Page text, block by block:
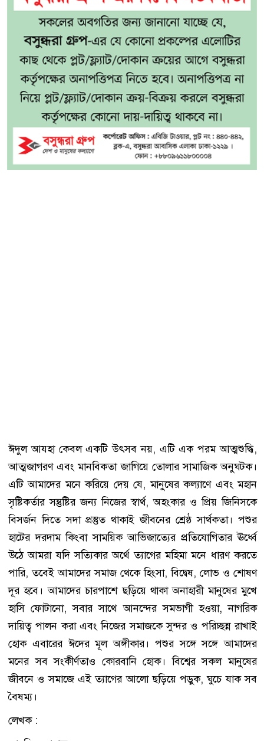
ঈদুল আযহা কেবল একটি উৎসব নয়, এটি এক পরম আত্মশুদ্ধি,
আত্মজাগরণ এবং মানবিকতা জাগিয়ে তোলার সামাজিক অনুঘটক।
এটি আমাদের মনে করিয়ে দেয় যে, মানুষের কল্যাণে এবং মহান
সৃষ্টিকর্তার সন্তুষ্টির জন্য নিজের স্বার্থ, অহংকার ও প্রিয় জিনিসকে
বিসর্জন দিতে সদা প্রস্তুত থাকাই জীবনের শ্রেষ্ঠ সার্থকতা। পশুর
হাটের দরদাম কিংবা সাময়িক আভিজাত্যের প্রতিযোগিতার ঊর্ধ্বে
উঠে আমরা যদি সত্যিকার অর্থে ত্যাগের মহিমা মনে ধারণ করতে
পারি, তবেই আমাদের সমাজ থেকে হিংসা, বিদ্বেষ, লোভ ও শোষণ
দূর হবে। আমাদের চারপাশে ছড়িয়ে থাকা অনাহারী মানুষের মুখে
হাসি ফোটানো, সবার সাথে আনন্দের সমভাগী হওয়া, নাগরিক
দায়িত্ব পালন করা এবং নিজের সমাজকে সুন্দর ও পরিচ্ছন্ন রাখাই
হোক এবারের ঈদের মূল অঙ্গীকার। পশুর সঙ্গে সঙ্গে আমাদের
মনের সব সংকীর্ণতাও কোরবানি হোক। বিশ্বের সকল মানুষের
জীবনে ও সমাজে এই ত্যাগের আলো ছড়িয়ে পড়ুক, ঘুচে যাক সব
বৈষম্য।
লেখক :